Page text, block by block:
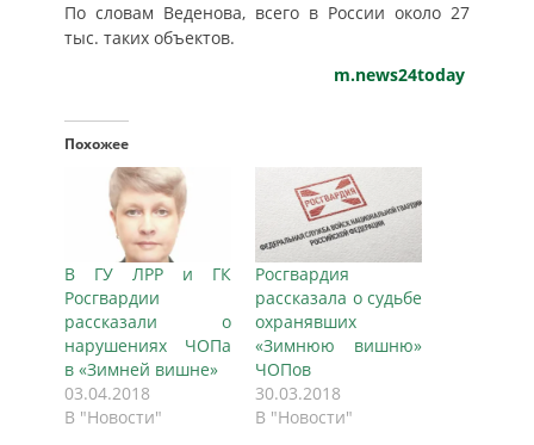
По словам Веденова, всего в России около 27
тыс. таких объектов.
m.news24today
Похожее
В ГУ ЛРР и ГК
Росгвардии
рассказали о
нарушениях ЧОПа
в «Зимней вишне»
03.04.2018
В "Новости"
Росгвардия
рассказала о судьбе
охранявших
«Зимнюю вишню»
ЧОПов
30.03.2018
В "Новости"